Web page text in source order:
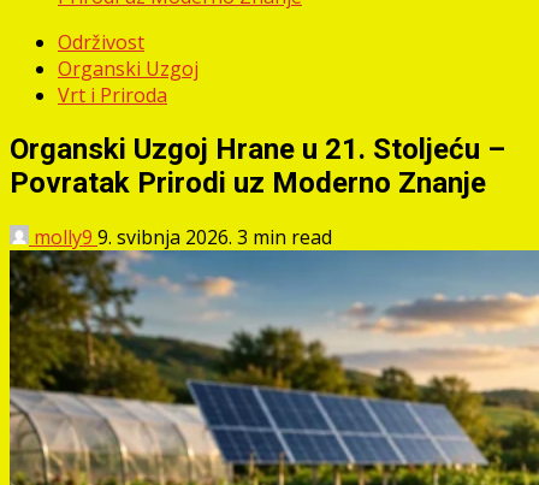
Održivost
Organski Uzgoj
Vrt i Priroda
Organski Uzgoj Hrane u 21. Stoljeću –
Povratak Prirodi uz Moderno Znanje
molly9 9. svibnja 2026. 3 min read